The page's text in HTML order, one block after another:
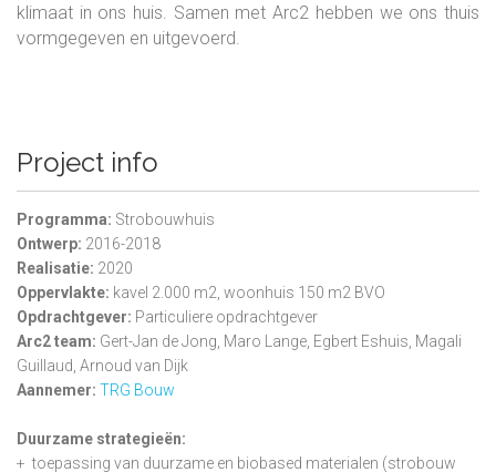
klimaat in ons huis. Samen met Arc2 hebben we ons thuis
vormgegeven en uitgevoerd.
Project info
Programma: Strobouwhuis
Ontwerp: 2016-2018
Realisatie: 2020
Oppervlakte: kavel 2.000 m2, woonhuis 150 m2 BVO
Opdrachtgever: Particuliere opdrachtgever
Arc2 team: Gert-Jan de Jong, Maro Lange, Egbert Eshuis, Magali
Guillaud, Arnoud van Dijk
Aannemer: TRG Bouw
Duurzame strategieën:
+ toepassing van duurzame en biobased materialen (strobouw